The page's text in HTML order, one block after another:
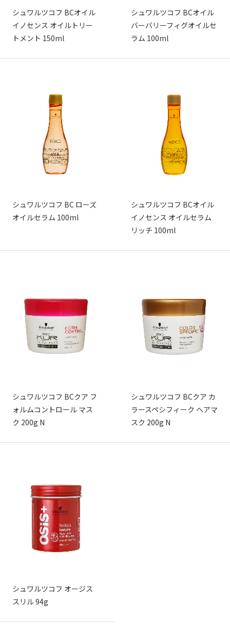
シュワルツコフ BCオイル
イノセンス オイルトリー
トメント 150ml
シュワルツコフ BCオイル
バーバリーフィグオイルセ
ラム 100ml
シュワルツコフ BC ローズ
オイルセラム 100ml
シュワルツコフ BCオイル
イノセンス オイルセラム
リッチ 100ml
シュワルツコフ BCクア フ
ォルムコントロール マス
ク 200g N
シュワルツコフ BCクア カ
ラースペシフィーク ヘアマ
スク 200g N
シュワルツコフ オージス
スリル 94g